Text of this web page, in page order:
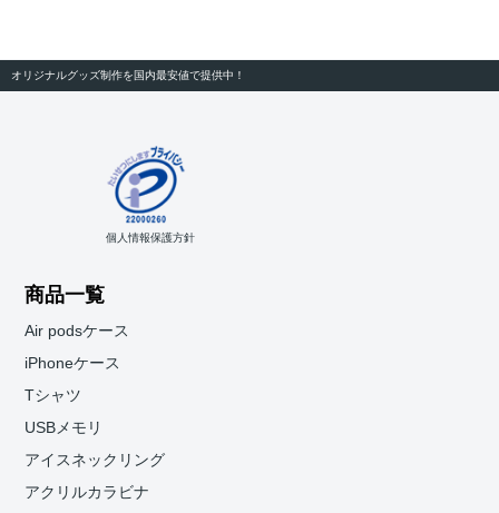
オリジナルグッズ制作を国内最安値で提供中！
個人情報保護方針
商品一覧
Air podsケース
iPhoneケース
Tシャツ
USBメモリ
アイスネックリング
アクリルカラビナ